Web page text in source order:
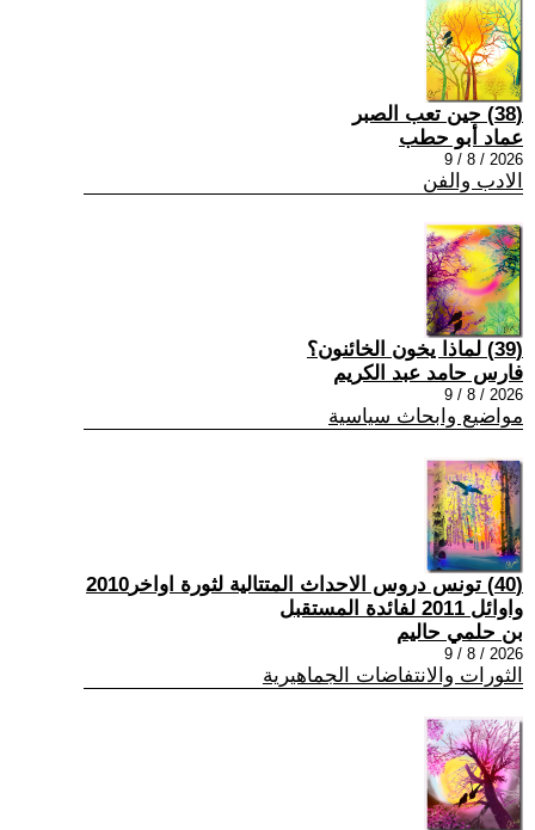
(38) حين تعب الصبر
عماد أبو حطب
2026 / 8 / 9
الادب والفن
(39) لماذا يخون الخائنون؟
فارس حامد عبد الكريم
2026 / 8 / 9
مواضيع وابحاث سياسية
(40) تونس دروس الاحداث المتتالية لثورة اواخر2010
واوائل 2011 لفائدة المستقبل
بن حلمي حاليم
2026 / 8 / 9
الثورات والانتفاضات الجماهيرية